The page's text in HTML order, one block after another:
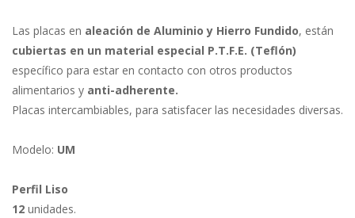
Las placas en aleación de Aluminio y Hierro Fundido, están
cubiertas en un material especial P.T.F.E. (Teflón)
específico para estar en contacto con otros productos
alimentarios y anti-adherente.
Placas intercambiables, para satisfacer las necesidades diversas.
Modelo: UM
Perfil Liso
12 unidades.